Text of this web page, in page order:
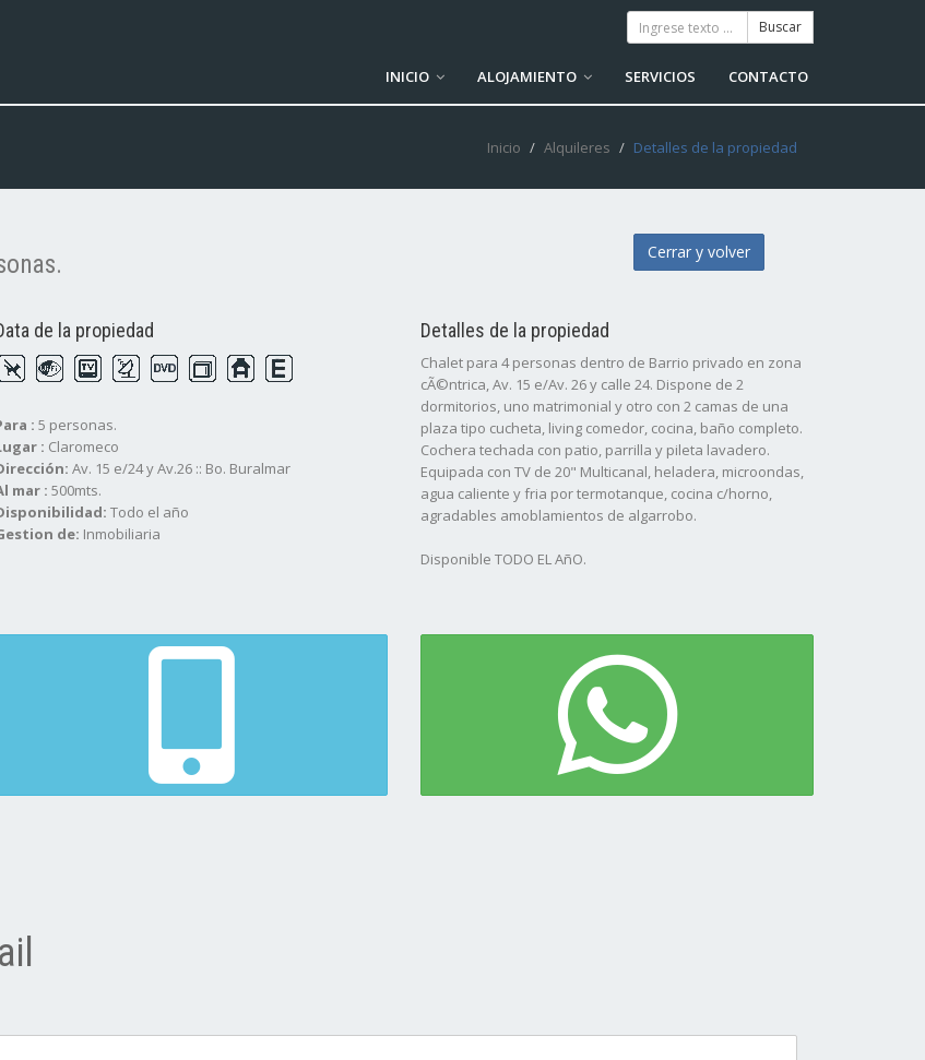
INICIO ALOJAMIENTO SERVICIOS CONTACTO
Inicio Alquileres Detalles de la propiedad
Cerrar y volver
de la propiedad
: 5 personas.
: Claromeco
Av. 15 e/24 y Av.26 :: Bo. Buralmar
mar : 500mts.
Todo el año
de: Inmobiliaria
Detalles de la propiedad
Chalet para 4 personas dentro de Barrio privado en zona
cÃ©ntrica, Av. 15 e/Av. 26 y calle 24. Dispone de 2
dormitorios, uno matrimonial y otro con 2 camas de una
plaza tipo cucheta, living comedor, cocina, baño completo.
Cochera techada con patio, parrilla y pileta lavadero.
Equipada con TV de 20" Multicanal, heladera, microondas,
agua caliente y fria por termotanque, cocina c/horno,
agradables amoblamientos de algarrobo.
Disponible TODO EL AñO.